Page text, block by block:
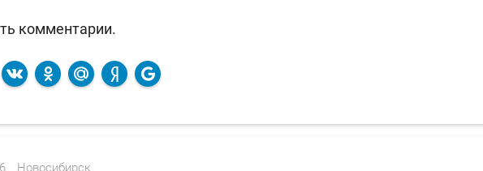
комментарии.
Новосибирск